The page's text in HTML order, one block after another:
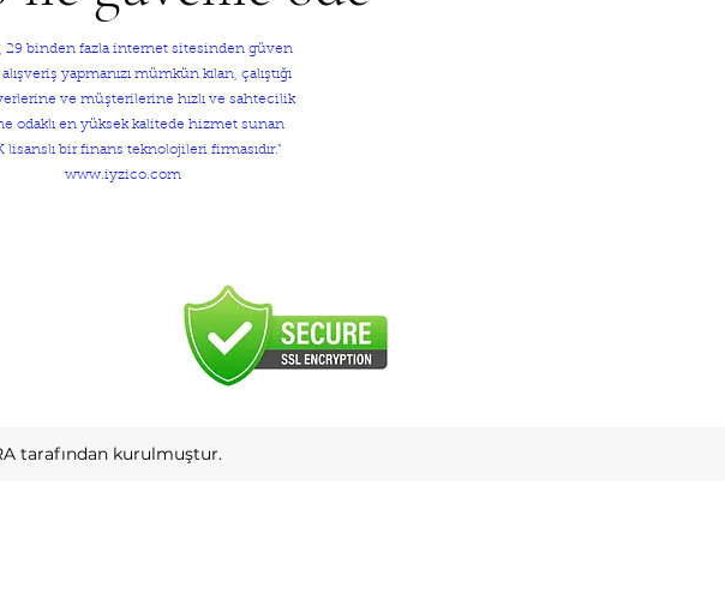
29 binden fazla internet sitesinden güven
yapmanızı mümkün kılan, çalıştığı
ve müşterilerine hızlı ve sahtecilik
odaklı en yüksek kalitede hizmet sunan
lisanslı bir finans teknolojileri firmasıdır."
www.iyzico.com
tarafından kurulmuştur.